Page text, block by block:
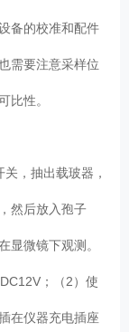
备的校准和配件
需要注意采样位
比性。
，抽出载玻器，
然后放入孢子
显微镜下观测。
；（2）使
在仪器充电插座